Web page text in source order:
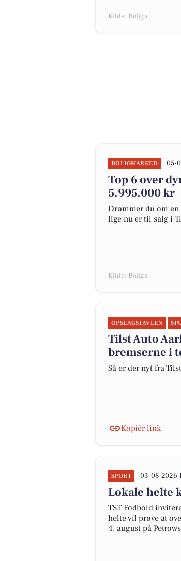
Kilde: Boliga
BOLIGMARKED 05-
Top 6 over
5.995.000 kr
Drømmer du om
lige nu er til salg i
Kilde: Boliga
OPSLAGSTAVLEN
Tilst Auto
bremserne i
Så er der nyt fra
Kopiér link
SPORT 03-08-2026
Lokale helte
TST Fodbold
helte vil prøve at
4. august på